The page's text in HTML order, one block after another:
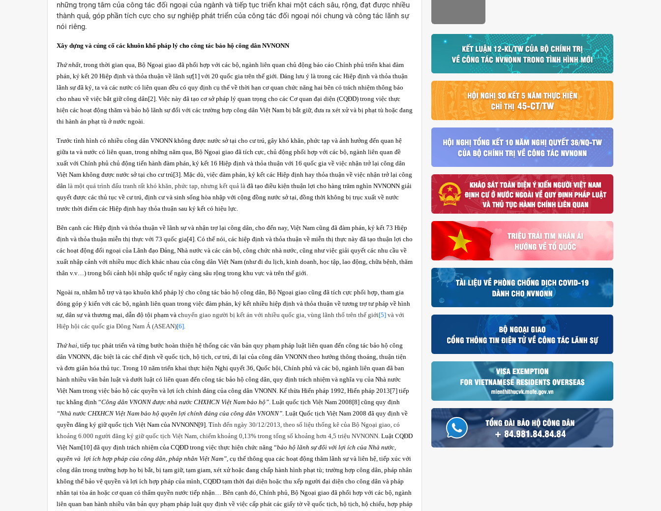
những trọng tâm của công tác đối ngoại của ngành và tiếp tục triển khai một cách sâu, rộng, đạt được nhiều
thành quả, góp phần tích cực cho sự nghiệp phát triển của công tác đối ngoại nói chung và công tác lãnh sự
nói riêng.
Xây dựng và củng cố các khuôn khổ pháp lý cho công tác bảo hộ công dân NVNONN
Thứ nhất, trong thời gian qua, Bộ Ngoại giao đã phối hợp với các bộ, ngành liên quan chủ động báo cáo Chính phủ triển khai đàm
phán, ký kết 20 Hiệp định và thỏa thuận về lãnh sự[1] với 20 quốc gia trên thế giới. Đáng lưu ý là trong các Hiệp định và thỏa thuận
lãnh sự đã ký, ta và các nước có liên quan đều có quy định cụ thể về thời hạn cơ quan chức năng hai bên có trách nhiệm thông báo
cho nhau về việc bắt giữ công dân[2]. Việc này đã tạo cơ sở pháp lý quan trọng cho các Cơ quan đại diện (CQĐD) trong việc thực
hiện các hoạt động thăm và bảo hộ lãnh sự đối với các trường hợp công dân Việt Nam bị bắt giữ, đưa ra xét xử và bị phạt tù hoặc đang
thi hành án phạt tù ở nước ngoài.
Trước tình hình có nhiều công dân VNONN không được nước sở tại cho cư trú, gây khó khăn, phức tạp và ảnh hưởng đến quan hệ
giữa ta và nước có liên quan, trong những năm qua, Bộ Ngoại giao đã tích cực, chủ động phối hợp với các bộ, ngành liên quan đề
xuất với Chính phủ chủ động tiến hành đàm phán, ký kết 16 Hiệp định và thỏa thuận với 16 quốc gia về việc nhận trở lại công dân
Việt Nam không được nước sở tại cho cư trú[3]. Mặc dù, việc đàm phán, ký kết các Hiệp định hay thỏa thuận về việc nhận trở lại công
dân là một quá trình đấu tranh rất khó khăn, phức tạp, nhưng kết quả là đã tạo điều kiện thuận lợi cho hàng trăm nghìn NVNONN giải
quyết được các thủ tục về cư trú, định cư và sinh sống hòa nhập với cộng đồng nước sở tại, đồng thời không bị trục xuất về nước
trước thời điểm các Hiệp định hay thỏa thuận sau ký kết có hiệu lực.
Bên cạnh các Hiệp định và thỏa thuận về lãnh sự và nhận trợ lại công dân, cho đến nay, Việt Nam cũng đã đàm phán, ký kết 73 Hiệp
định và thỏa thuận miễn thị thực với 73 quốc gia[4]. Có thể nói, các hiệp định và thỏa thuận về miễn thị thực này đã tạo thuận lợi cho
các hoạt động đối ngoại của Lãnh đạo Đảng, Nhà nước và các cán bộ, công chức nhà nước, cũng như việc giải quyết các nhu cầu về
xuất nhập cảnh với nhiều mục đích khác nhau của công dân Việt Nam (như đi du lịch, kinh doanh, học tập, lao động, chữa bệnh, thăm
thân v.v…) trong bối cảnh hội nhập quốc tế ngày càng sâu rộng trong khu vực và trên thế giới.
Ngoài ra, nhằm hỗ trợ và tạo khuôn khổ pháp lý cho công tác bảo hộ công dân, Bộ Ngoại giao cũng đã tích cực phối hợp, tham gia
đóng góp ý kiến với các bộ, ngành liên quan trong việc đàm phán, ký kết nhiều hiệp định và thỏa thuận về tương trợ tư pháp về hình
sự, dân sự và thương mại, dẫn độ tội phạm và chuyển giao người bị kết án với nhiều quốc gia, vùng lãnh thổ trên thế giới[5] và với
Hiệp hội các quốc gia Đông Nam Á (ASEAN)[6].
Thứ hai, tiếp tục phát triển và từng bước hoàn thiện hệ thống các văn bản quy phạm pháp luật liên quan đến công tác bảo hộ công
dân VNONN, đặc biệt là các chế định về quốc tịch, hộ tịch, cư trú, đi lại của công dân VNONN theo hướng thông thoáng, thuận tiện
và đơn giản hóa thủ tục. Trong 10 năm triển khai thực hiện Nghị quyết 36, Quốc hội, Chính phủ và các bộ, ngành liên quan đã ban
hành nhiều văn bản luật và dưới luật có liên quan đến công tác bảo hộ công dân, quy định trách nhiệm và nghĩa vụ của Nhà nước
Việt Nam trong việc bảo hộ các quyền và lợi ích chính đáng của công dân VNONN. Kế thừa Hiến pháp 1992, Hiến pháp 2013[7] tiếp
tục khẳng định “Công dân VNONN được nhà nước CHXHCN Việt Nam bảo hộ”. Luật quốc tịch Việt Nam 2008[8] cũng quy định
“Nhà nước CHXHCN Việt Nam bảo hộ quyền lợi chính đáng của công dân VNONN”. Luật Quốc tịch Việt Nam 2008 đã quy định về
quyền đăng ký giữ quốc tịch Việt Nam của NVNONN[9]. Tính đến ngày 30/12/2013, theo số liệu thống kê của Bộ Ngoại giao, có
khoảng 6.000 người đăng ký giữ quốc tịch Việt Nam, chiếm khoảng 0,13% trong tổng số khoảng hơn 4,5 triệu NVNONN. Luật CQĐD
Việt Nam[10] đã quy định trách nhiệm của CQĐD trong việc thực hiện chức năng “bảo hộ lãnh sự đối với lợi ích của Nhà nước,
quyền và lợi ích hợp pháp của công dân, pháp nhân Việt Nam”, cụ thể thông qua các hoạt động thăm lãnh sự và liên hệ, tiếp xúc với
công dân trong trường hợp họ bị bắt, bị tạm giữ, tạm giam, xét xử hoặc đang chấp hành hình phạt tù; trường hợp công dân, pháp nhân
không thể bảo vệ quyền và lợi ích hợp pháp của mình, CQĐD tạm thời đại diện hoặc thu xếp người đại diện cho công dân và pháp
nhân tại tòa án hoặc cơ quan có thẩm quyền nước tiếp nhận… Bên cạnh đó, Chính phủ, Bộ Ngoại giao đã phối hợp với các bộ, ngành
liên quan ban hành nhiều văn bản quy phạm pháp luật quy định về việc cấp phát các giấy tờ về quốc tịch, hộ tịch, hộ chiếu, hợp pháp